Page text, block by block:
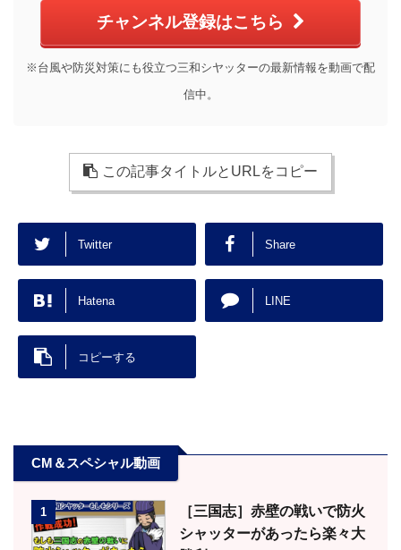
チャンネル登録はこちら
※台風や防災対策にも役立つ三和シヤッターの最新情報を動画で配
信中。
この記事タイトルとURLをコピー
Twitter Share
Hatena LINE
コピーする
CM＆スペシャル動画
1
［三国志］赤壁の戦いで防火
シャッターがあったら楽々大